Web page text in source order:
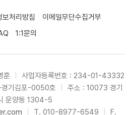
보처리방침
이메일무단수집거부
1:1문의
훈
사업자등록번호 : 234-01-43332
경기김포-0050호
주소 : 10073 경기
운양동 1304-5
T. 010-8977-6549 F.